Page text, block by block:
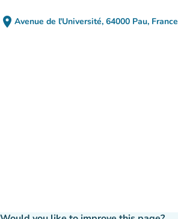
place Avenue de l'Université, 64000 Pau, France
(open in Google Maps)
(new tab)